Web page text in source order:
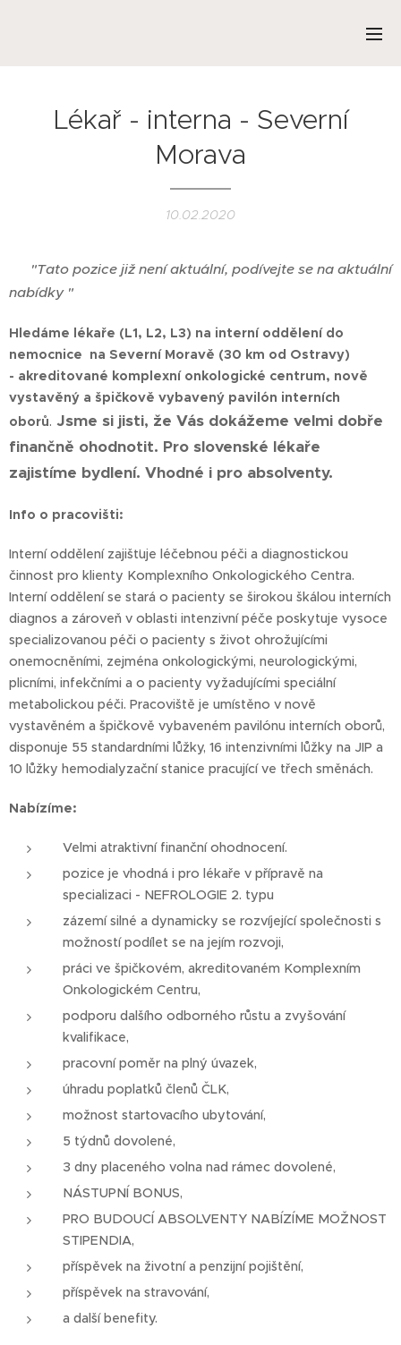
Lékař - interna - Severní
Morava
10.02.2020
"Tato pozice již není aktuální, podívejte se na aktuální
nabídky "
Hledáme lékaře (L1, L2, L3) na interní oddělení do
nemocnice na Severní Moravě (30 km od Ostravy)
- akreditované komplexní onkologické centrum, nově
vystavěný a špičkově vybavený pavilón interních
oborů. Jsme si jisti, že Vás dokážeme velmi dobře
finančně ohodnotit. Pro slovenské lékaře
zajistíme bydlení. Vhodné i pro absolventy.
Info o pracovišti:
Interní oddělení zajišťuje léčebnou péči a diagnostickou
činnost pro klienty Komplexního Onkologického Centra.
Interní oddělení se stará o pacienty se širokou škálou interních
diagnos a zároveň v oblasti intenzivní péče poskytuje vysoce
specializovanou péči o pacienty s život ohrožujícími
onemocněními, zejména onkologickými, neurologickými,
plicními, infekčními a o pacienty vyžadujícími speciální
metabolickou péči. Pracoviště je umístěno v nově
vystavěném a špičkově vybaveném pavilónu interních oborů,
disponuje 55 standardními lůžky, 16 intenzivními lůžky na JIP a
10 lůžky hemodialyzační stanice pracující ve třech směnách.
Nabízíme:
Velmi atraktivní finanční ohodnocení.
pozice je vhodná i pro lékaře v přípravě na
specializaci - NEFROLOGIE 2. typu
zázemí silné a dynamicky se rozvíjející společnosti s
možností podílet se na jejím rozvoji,
práci ve špičkovém, akreditovaném Komplexním
Onkologickém Centru,
podporu dalšího odborného růstu a zvyšování
kvalifikace,
pracovní poměr na plný úvazek,
úhradu poplatků členů ČLK,
možnost startovacího ubytování,
5 týdnů dovolené,
3 dny placeného volna nad rámec dovolené,
NÁSTUPNÍ BONUS,
PRO BUDOUCÍ ABSOLVENTY NABÍZÍME MOŽNOST
STIPENDIA,
příspěvek na životní a penzijní pojištění,
příspěvek na stravování,
a další benefity.